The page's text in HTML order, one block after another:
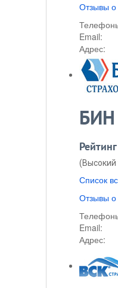
Отзывы о
Email:
Адрес:
БИН
(Высокий
Список
Отзывы
Email:
Адрес: